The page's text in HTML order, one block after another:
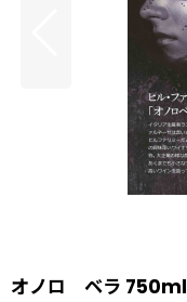
オノロ ベラ 750ml